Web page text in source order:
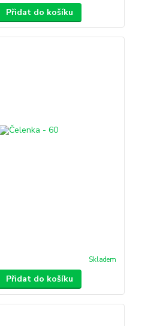
Přidat do košíku
Skladem
Přidat do košíku